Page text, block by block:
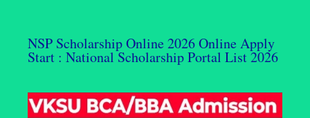
NSP Scholarship Online 2026 Online Apply
Start : National Scholarship Portal List 2026